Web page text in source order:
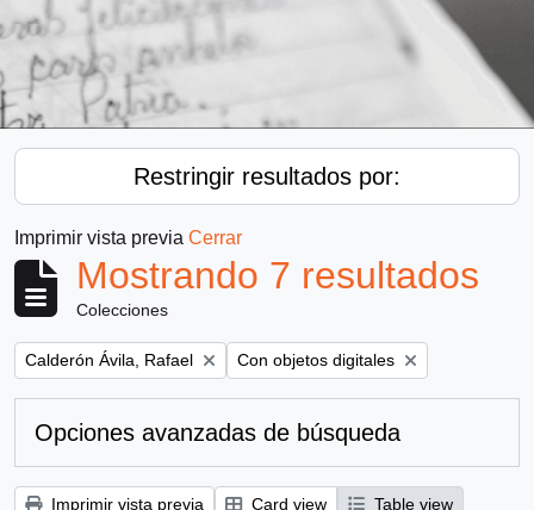
Restringir resultados por:
Imprimir vista previa Cerrar
Mostrando 7 resultados
Colecciones
Remove filter:
Calderón Ávila, Rafael Remove filter:
Con objetos digitales
Opciones avanzadas de búsqueda
Imprimir vista previa Card view
Table view